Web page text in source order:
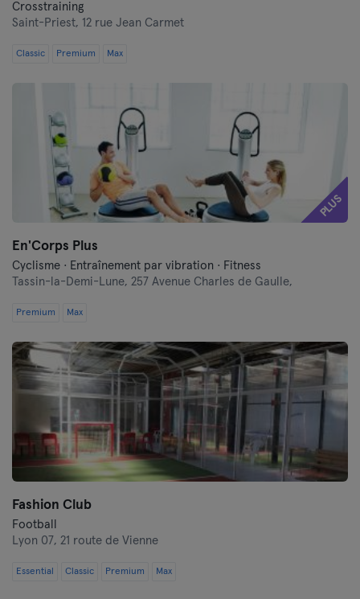
Crosstraining
Saint-Priest, 12 rue Jean Carmet
Classic Premium Max
PLUS
En'Corps Plus
Cyclisme · Entraînement par vibration · Fitness
Tassin-la-Demi-Lune, 257 Avenue Charles de Gaulle,
Premium Max
Fashion Club
Football
Lyon 07, 21 route de Vienne
Essential Classic Premium Max